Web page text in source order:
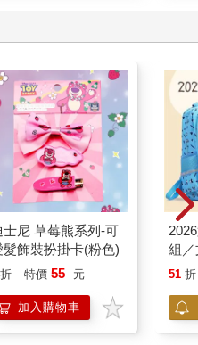
士尼 草莓熊系列-可
髮飾裝扮掛卡(粉色)
折 特價 55 元
加入購物車
組
51 折